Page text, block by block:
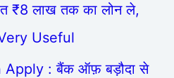
₹8 लाख तक का लोन ले,
Very Useful
Apply : बैंक ऑफ़ बड़ौदा से